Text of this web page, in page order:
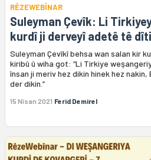
RÊZEWEBÎNAR
Suleyman Çevîk: Li
kurdî ji derveyî adetê tê
Suleyman Çevîkî behsa wan salan kir
kiribû û wiha got: “Li Tirkiye
însan ji meriv hez dikin hinek hez
der dikin.”
15 Nîsan 2021 Ferid Demirel